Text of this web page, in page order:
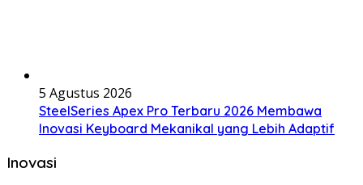
5 Agustus 2026
SteelSeries Apex Pro Terbaru 2026 Membawa
Inovasi Keyboard Mekanikal yang Lebih Adaptif
Inovasi